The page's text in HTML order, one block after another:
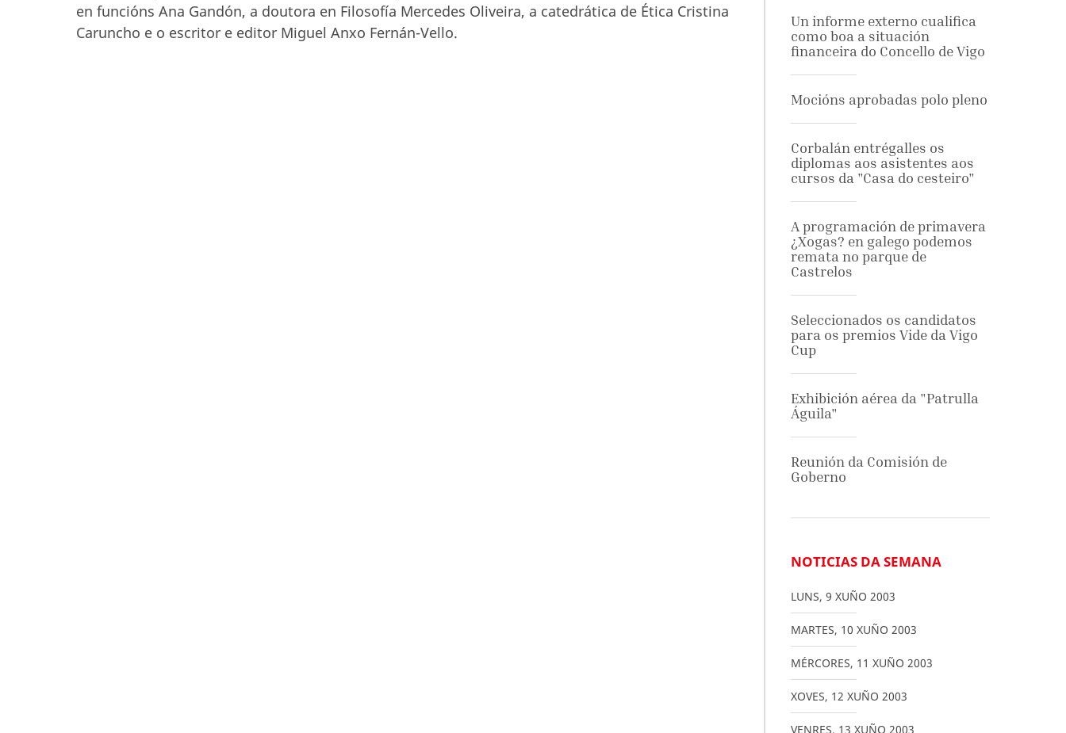
en funcións Ana Gandón, a doutora en Filosofía Mercedes Oliveira, a catedrática de Ética Cristina
Caruncho e o escritor e editor Miguel Anxo Fernán-Vello.
Un informe externo cualifica
como boa a situación
financeira do Concello de Vigo
Mocións aprobadas polo pleno
Corbalán entrégalles os
diplomas aos asistentes aos
cursos da "Casa do cesteiro"
A programación de primavera
¿Xogas? en galego podemos
remata no parque de
Castrelos
Seleccionados os candidatos
para os premios Vide da Vigo
Cup
Exhibición aérea da "Patrulla
Águila"
Reunión da Comisión de
Goberno
NOTICIAS DA SEMANA
LUNS, 9 XUÑO 2003
MARTES, 10 XUÑO 2003
MÉRCORES, 11 XUÑO 2003
XOVES, 12 XUÑO 2003
VENRES, 13 XUÑO 2003